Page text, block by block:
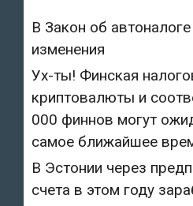
В Закон об
изменения
Ух-ты! Финская
криптовалюты и
000 финнов могут
самое ближайшее
В Эстонии через
счета в этом году